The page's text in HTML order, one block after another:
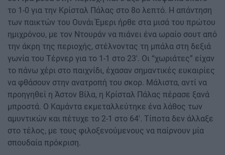
το 1-0 για την Κρίσταλ Πάλας στο 8ο λεπτό. Η απάντηση
των παικτών του Ουνάι Έμερι ήρθε στα μισά του πρώτου
ημιχρόνου, με τον Ντουράν να πιάνει ένα ωραίο σουτ από
την άκρη της περιοχής, στέλνοντας τη μπάλα στη δεξιά
γωνία του Τέρνερ για το 1-1 στο 23′. Οι “χωριάτες” είχαν
το πάνω χέρι στο παιχνίδι, έχασαν σημαντικές ευκαιρίες
να φθάσουν στην ανατροπή του σκορ. Μάλιστα, αντί να
προηγηθεί η Άστον Βίλα, η Κρίσταλ Πάλας πέρασε ξανά
μπροστά. Ο Καμάντα εκμεταλλεύτηκε ένα λάθος των
αμυντικών και πέτυχε το 2-1 στο 64′. Τίποτα δεν άλλαξε
στο τέλος, με τους φιλοξενούμενους να παίρνουν μία
σπουδαία πρόκριση.